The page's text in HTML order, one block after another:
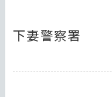
下妻警察署